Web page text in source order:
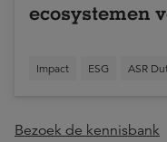
ecosystemen
Impact ESG ASR
Bezoek de kennisbank